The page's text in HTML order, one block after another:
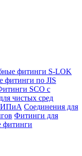
фитинги S-LOK
фитинги по JIS
SCO с
чистых сред
Соединения для
Фитинги для